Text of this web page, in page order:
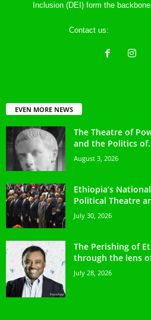
Inclusion (DEI) form the
Contact us:
EVEN MORE NEWS
The Theatre of
and the Politics
August 3, 2026
Ethiopia’s
Political Theatre
July 30, 2026
The Perishing of
through the lens
July 28, 2026